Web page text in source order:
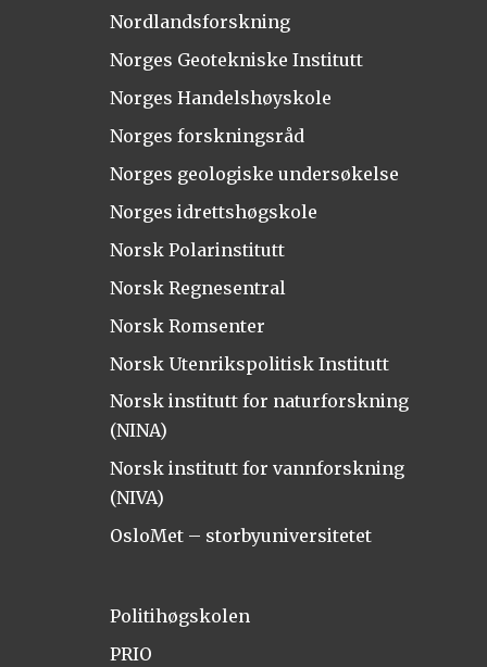
Nordlandsforskning
Norges Geotekniske Institutt
Norges Handelshøyskole
Norges forskningsråd
Norges geologiske undersøkelse
Norges idrettshøgskole
Norsk Polarinstitutt
Norsk Regnesentral
Norsk Romsenter
Norsk Utenrikspolitisk Institutt
Norsk institutt for naturforskning
(NINA)
Norsk institutt for vannforskning
(NIVA)
OsloMet – storbyuniversitetet
Politihøgskolen
PRIO